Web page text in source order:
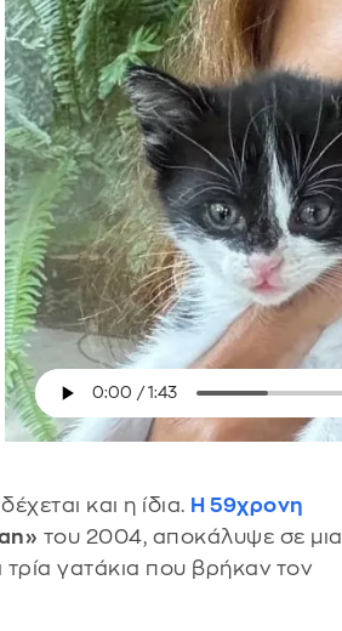
και η ίδια. Η 59χρονη
του 2004, αποκάλυψε σε μια
γατάκια που βρήκαν τον